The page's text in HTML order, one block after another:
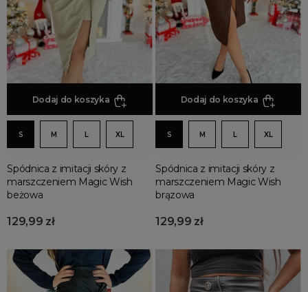
Spódnice rozkloszowane
Spódnice z eko skóry
Spódnice jeansowe
Spódnice na wesele
Spódnice maxi
Spódnice wieczorowe
Spódnice asymetryczne
Spódnice plisowane
Spódnice skórzane
Spódnice trapezowe
Spódnice w kwiaty
Spódnice w kratę
Spódnice we wzory
Dodaj do koszyka
S M L XL
Spódnica z imitacji skóry z
marszczeniem Magic Wish
beżowa
129,99 zł
Dodaj do koszyka
S M L XL
Spódnica z imitacji skóry z
marszczeniem Magic Wish
brązowa
129,99 zł